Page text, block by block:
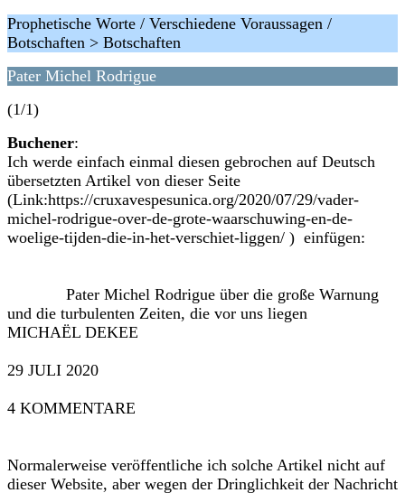
Prophetische Worte / Verschiedene Voraussagen /
Botschaften > Botschaften
Pater Michel Rodrigue
(1/1)
Buchener:
Ich werde einfach einmal diesen gebrochen auf Deutsch
übersetzten Artikel von dieser Seite
(Link:https://cruxavespesunica.org/2020/07/29/vader-
michel-rodrigue-over-de-grote-waarschuwing-en-de-
woelige-tijden-die-in-het-verschiet-liggen/ ) einfügen:
‎Pater Michel Rodrigue über die große Warnung
und die turbulenten Zeiten, die vor uns liegen‎
MICHAËL DEKEE
29 JULI 2020
‎4 KOMMENTARE‎
‎Normalerweise veröffentliche ich solche Artikel nicht auf
dieser Website, aber wegen der Dringlichkeit der Nachricht